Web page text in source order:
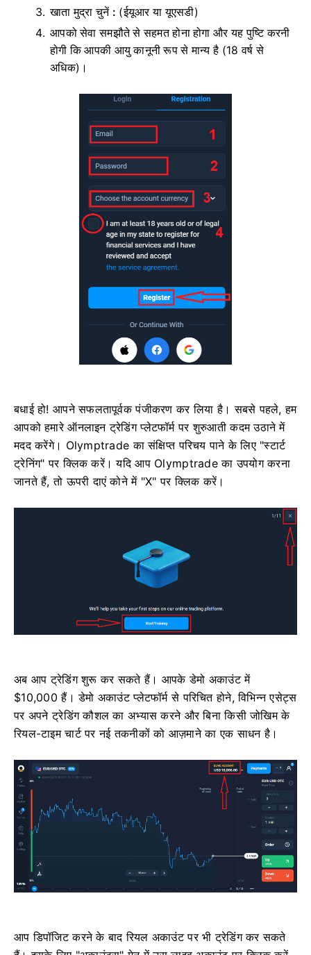
खाता मुद्रा चुनें : (ईयूआर या यूएसडी)
आपको सेवा समझौते से सहमत होना होगा और यह पुष्टि करनी
होगी कि आपकी आयु कानूनी रूप से मान्य है (18 वर्ष से
अधिक)।
बधाई हो! आपने सफलतापूर्वक पंजीकरण कर लिया है। सबसे पहले, हम
आपको हमारे ऑनलाइन ट्रेडिंग प्लेटफॉर्म पर शुरुआती कदम उठाने में
मदद करेंगे। Olymptrade का संक्षिप्त परिचय पाने के लिए "स्टार्ट
ट्रेनिंग" पर क्लिक करें। यदि आप Olymptrade का उपयोग करना
जानते हैं, तो ऊपरी दाएं कोने में "X" पर क्लिक करें।
अब आप ट्रेडिंग शुरू कर सकते हैं। आपके डेमो अकाउंट में
$10,000 हैं। डेमो अकाउंट प्लेटफॉर्म से परिचित होने, विभिन्न एसेट्स
पर अपने ट्रेडिंग कौशल का अभ्यास करने और बिना किसी जोखिम के
रियल-टाइम चार्ट पर नई तकनीकों को आज़माने का एक साधन है।
आप डिपॉजिट करने के बाद रियल अकाउंट पर भी ट्रेडिंग कर सकते